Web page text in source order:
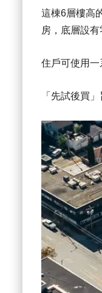
這棟6層樓高
房，底層設有
住戶可使用一
「先試後買